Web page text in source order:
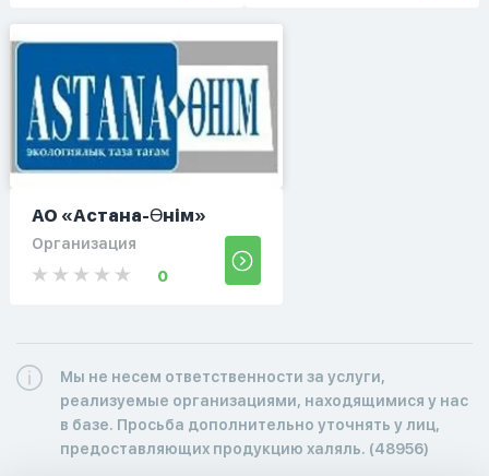
АО «Астана-Өнім»
Организация
0
Мы не несем ответственности за услуги,
реализуемые организациями, находящимися у нас
в базе. Просьба дополнительно уточнять у лиц,
предоставляющих продукцию халяль. (48956)